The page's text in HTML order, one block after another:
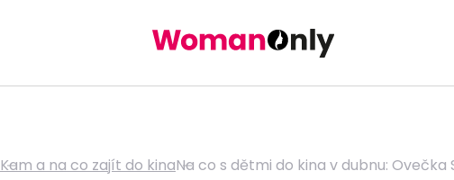
Kam a na co zajít do kinaNa co s dětmi do kina v dubnu: